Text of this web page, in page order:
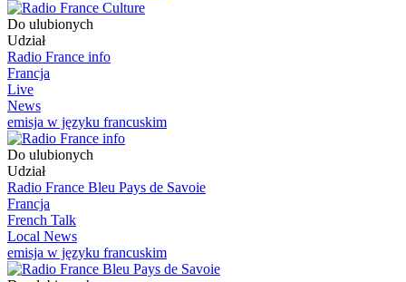
Do ulubionych
Udział
Radio France info
Francja
Live
News
emisja w języku francuskim
Do ulubionych
Udział
Radio France Bleu Pays de Savoie
Francja
French Talk
Local News
emisja w języku francuskim